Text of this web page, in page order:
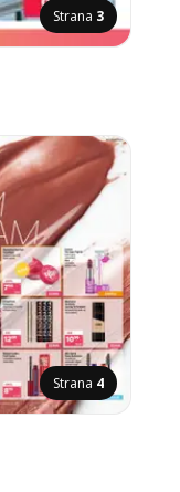
Strana 3
Strana 4